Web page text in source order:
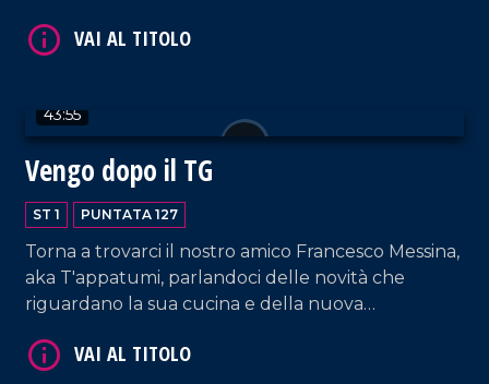
coppia Cosentino-Pagano. In collegamento, la
43:55
Vengo dopo il TG
ST 1 PUNTATA 127
Torna a trovarci il nostro amico Francesco Messina,
aka T'appatumi, parlandoci delle novità che
riguardano la sua cucina e della nuova
VAI AL TITOLO
VAI AL TITOLO